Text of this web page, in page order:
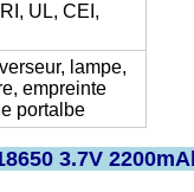
UL, CEI,
lampe,
empreinte
portalbe
3.7V